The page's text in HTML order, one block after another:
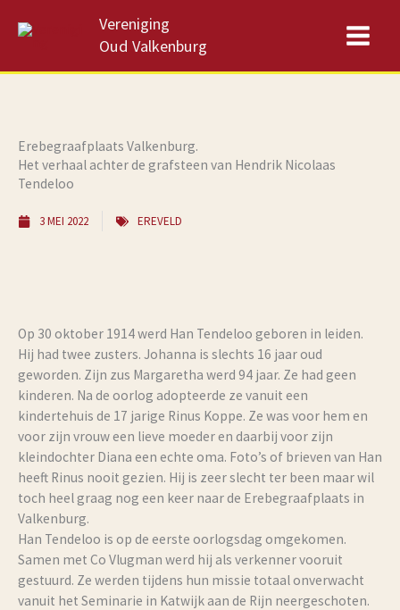
naar
inhoud
Vereniging
Oud Valkenburg
Erebegraafplaats Valkenburg.
Het verhaal achter de grafsteen van Hendrik Nicolaas
Tendeloo
3 MEI 2022 EREVELD
Op 30 oktober 1914 werd Han Tendeloo geboren in leiden.
Hij had twee zusters. Johanna is slechts 16 jaar oud
geworden. Zijn zus Margaretha werd 94 jaar. Ze had geen
kinderen. Na de oorlog adopteerde ze vanuit een
kindertehuis de 17 jarige Rinus Koppe. Ze was voor hem en
voor zijn vrouw een lieve moeder en daarbij voor zijn
kleindochter Diana een echte oma. Foto’s of brieven van Han
heeft Rinus nooit gezien. Hij is zeer slecht ter been maar wil
toch heel graag nog een keer naar de Erebegraafplaats in
Valkenburg.
Han Tendeloo is op de eerste oorlogsdag omgekomen.
Samen met Co Vlugman werd hij als verkenner vooruit
gestuurd. Ze werden tijdens hun missie totaal onverwacht
vanuit het Seminarie in Katwijk aan de Rijn neergeschoten.